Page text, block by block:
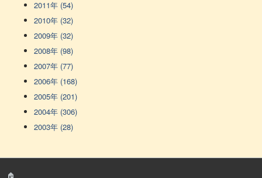
2011年 (54)
2010年 (32)
2009年 (32)
2008年 (98)
2007年 (77)
2006年 (168)
2005年 (201)
2004年 (306)
2003年 (28)
🏠